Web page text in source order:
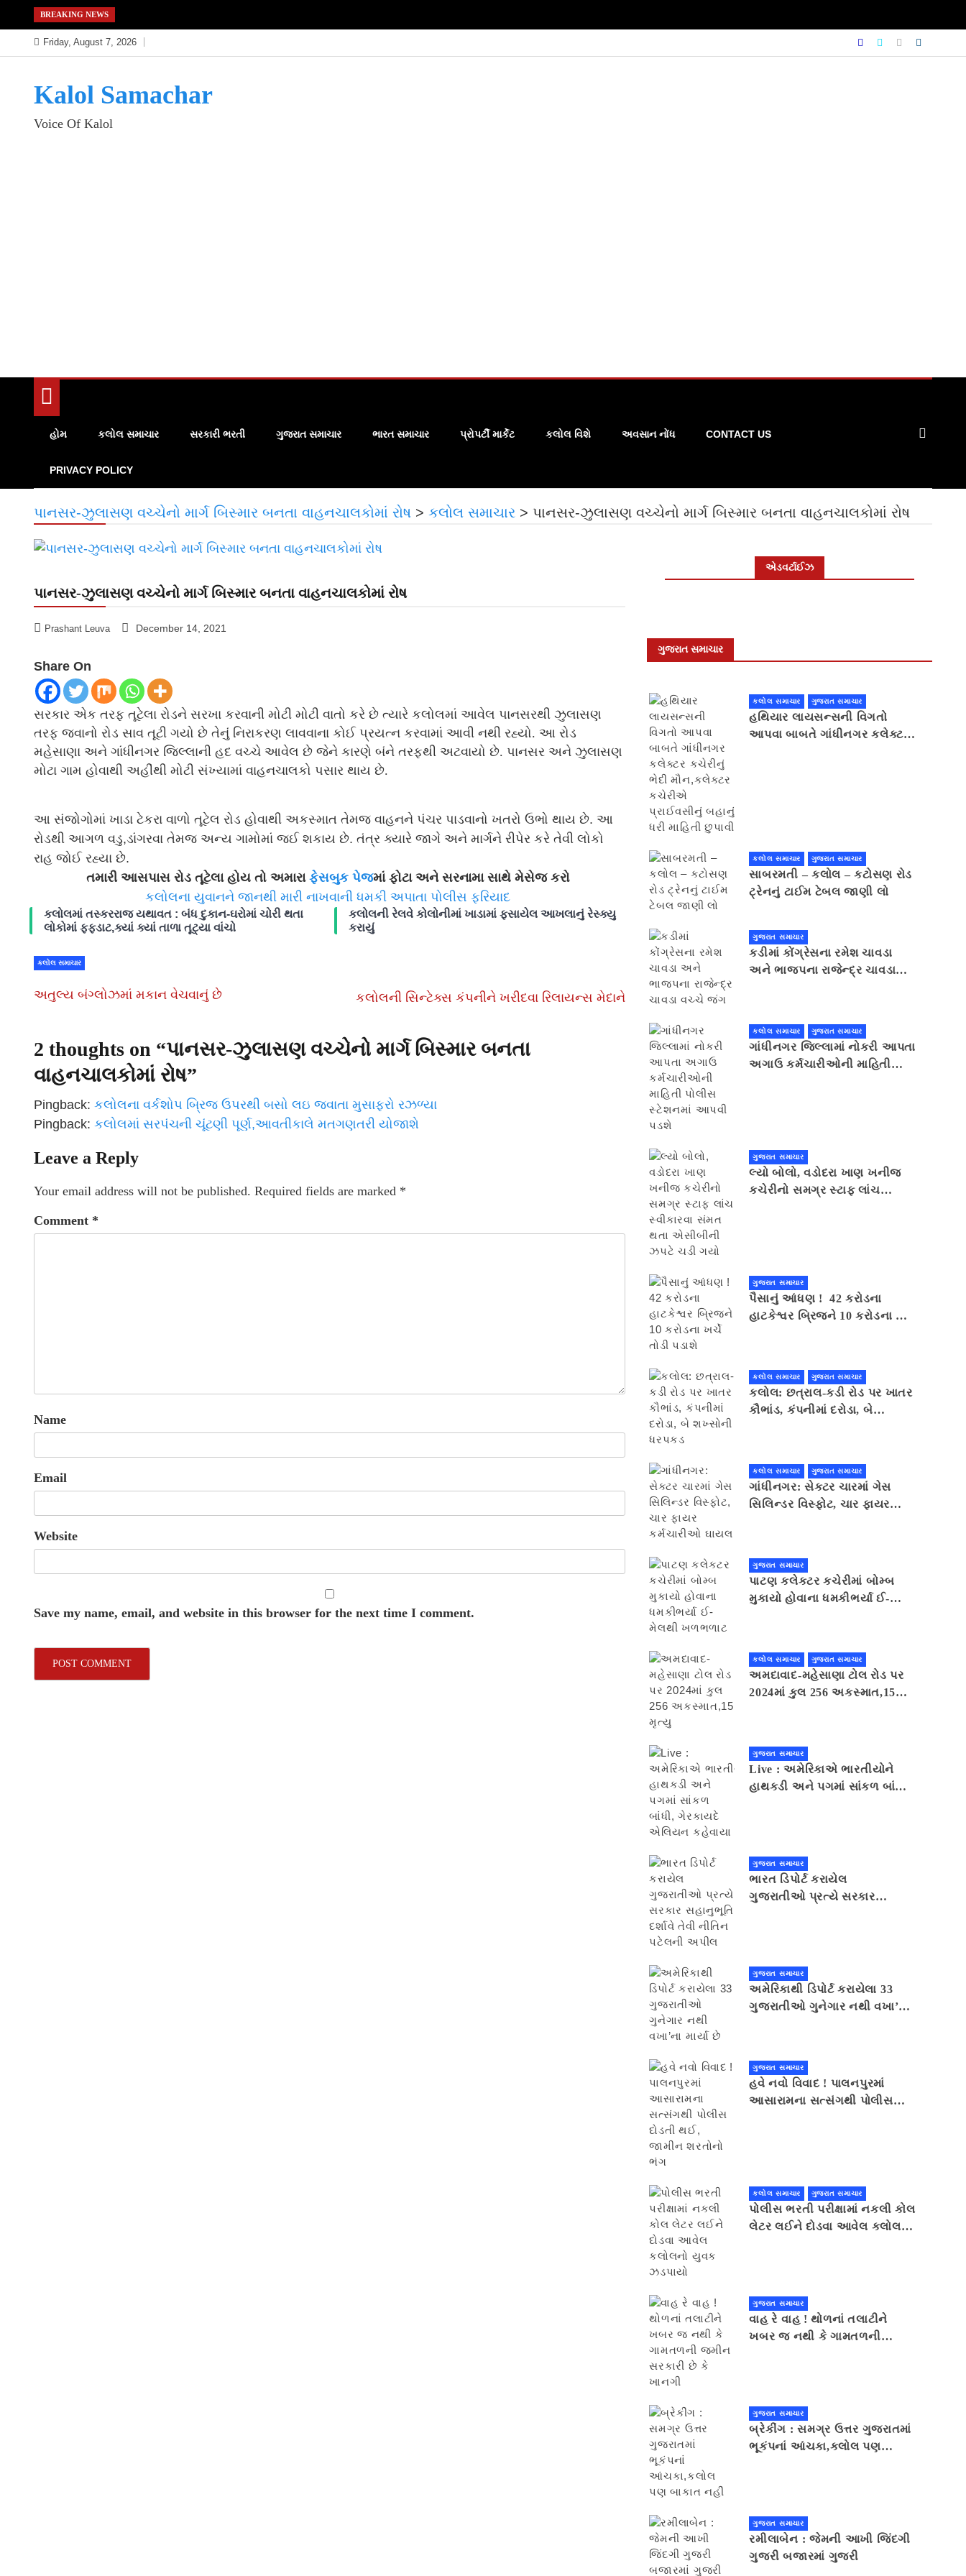
to
content
BREAKING NEWS
Friday, August 7, 2026
Kalol Samachar
Voice Of Kalol
હોમ કલોલ સમાચાર સરકારી ભરતી ગુજરાત સમાચાર ભારત સમાચાર પ્રોપર્ટી માર્કેટ કલોલ વિશે અવસાન નોંધ CONTACT US
PRIVACY POLICY
પાનસર-ઝુલાસણ વચ્ચેનો માર્ગ બિસ્માર બનતા વાહનચાલકોમાં રોષ > કલોલ સમાચાર > પાનસર-ઝુલાસણ વચ્ચેનો માર્ગ બિસ્માર બનતા વાહનચાલકોમાં રોષ
પાનસર-ઝુલાસણ વચ્ચેનો માર્ગ બિસ્માર બનતા વાહનચાલકોમાં રોષ
Prashant Leuva December 14, 2021
Share On
સરકાર એક તરફ તૂટેલા રોડને સરખા કરવાની મોટી મોટી વાતો કરે છે ત્યારે કલોલમાં આવેલ પાનસરથી ઝુલાસણ
તરફ જવાનો રોડ સાવ તૂટી ગયો છે તેનું નિરાકરણ લાવવાના કોઈ પ્રયત્ન કરવામાં આવી નથી રહ્યો. આ રોડ
મહેસાણા અને ગાંધીનગર જિલ્લાની હદ વચ્ચે આવેલ છે જેને કારણે બંને તરફથી અટવાયો છે. પાનસર અને ઝુલાસણ
મોટા ગામ હોવાથી અહીંથી મોટી સંખ્યામાં વાહનચાલકો પસાર થાય છે.
આ સંજોગોમાં ખાડા ટેકરા વાળો તૂટેલ રોડ હોવાથી અકસ્માત તેમજ વાહનને પંચર પાડવાનો ખતરો ઉભો થાય છે. આ
રોડથી આગળ વડુ,ડાંગરવા તેમજ અન્ય ગામોમાં જઈ શકાય છે. તંત્ર ક્યારે જાગે અને માર્ગને રીપેર કરે તેવી લોકો
રાહ જોઈ રહ્યા છે.
તમારી આસપાસ રોડ તૂટેલા હોય તો અમારા ફેસબુક પેજમાં ફોટા અને સરનામા સાથે મેસેજ કરો
કલોલના યુવાનને જાનથી મારી નાખવાની ધમકી અપાતા પોલીસ ફરિયાદ
કલોલમાં તસ્કરરાજ યથાવત : બંધ દુકાન-ઘરોમાં ચોરી થતા
લોકોમાં ફફડાટ,ક્યાં ક્યાં તાળા તૂટ્યા વાંચો
કલોલની રેલવે કોલોનીમાં ખાડામાં ફસાયેલ આખલાનું રેસ્ક્યુ
કરાયું
કલોલ સમાચાર
અતુલ્ય બંગ્લોઝમાં મકાન વેચવાનું છે કલોલની સિન્ટેક્સ કંપનીને ખરીદવા રિલાયન્સ મેદાને
2 thoughts on “પાનસર-ઝુલાસણ વચ્ચેનો માર્ગ બિસ્માર બનતા
વાહનચાલકોમાં રોષ”
Pingback: કલોલના વર્કશોપ બ્રિજ ઉપરથી બસો લઇ જવાતા મુસાફરો રઝળ્યા
Pingback: કલોલમાં સરપંચની ચૂંટણી પૂર્ણ,આવતીકાલે મતગણતરી યોજાશે
Leave a Reply
Your email address will not be published. Required fields are marked *
Comment *
Name
Email
Website
Save my name, email, and website in this browser for the next time I comment.
એડવર્ટાઈઝ
ગુજરાત સમાચાર
કલોલ સમાચાર ગુજરાત સમાચાર
હથિયાર લાયસન્સની વિગતો
આપવા બાબતે ગાંધીનગર કલેક્ટર
કલોલ સમાચાર ગુજરાત સમાચાર
સાબરમતી – કલોલ – કટોસણ રોડ
ટ્રેનનું ટાઈમ ટેબલ જાણી લો
ગુજરાત સમાચાર
કડીમાં કોંગ્રેસના રમેશ ચાવડા
અને ભાજપના રાજેન્દ્ર ચાવડા
કલોલ સમાચાર ગુજરાત સમાચાર
ગાંધીનગર જિલ્લામાં નોકરી આપતા
અગાઉ કર્મચારીઓની માહિતી
ગુજરાત સમાચાર
લ્યો બોલો, વડોદરા ખાણ ખનીજ
કચેરીનો સમગ્ર સ્ટાફ લાંચ
ગુજરાત સમાચાર
પૈસાનું આંધણ ! 42 કરોડના
હાટકેશ્વર બ્રિજને 10 કરોડના ખર્ચે
કલોલ સમાચાર ગુજરાત સમાચાર
કલોલ: છત્રાલ-કડી રોડ પર ખાતર
કૌભાંડ, કંપનીમાં દરોડા, બે
કલોલ સમાચાર ગુજરાત સમાચાર
ગાંધીનગર: સેક્ટર ચારમાં ગેસ
સિલિન્ડર વિસ્ફોટ, ચાર ફાયર
ગુજરાત સમાચાર
પાટણ કલેકટર કચેરીમાં બોમ્બ
મુકાયો હોવાના ધમકીભર્યા ઈ-
કલોલ સમાચાર ગુજરાત સમાચાર
અમદાવાદ-મહેસાણા ટોલ રોડ પર
2024માં કુલ 256 અકસ્માત,15
ગુજરાત સમાચાર
Live : અમેરિકાએ ભારતીયોને
હાથકડી અને પગમાં સાંકળ બાંધી,
ગુજરાત સમાચાર
ભારત ડિપોર્ટ કરાયેલ
ગુજરાતીઓ પ્રત્યે સરકાર
ગુજરાત સમાચાર
અમેરિકાથી ડિપોર્ટ કરાયેલા 33
ગુજરાતીઓ ગુનેગાર નથી વખા’ના
ગુજરાત સમાચાર
હવે નવો વિવાદ ! પાલનપુરમાં
આસારામના સત્સંગથી પોલીસ
કલોલ સમાચાર ગુજરાત સમાચાર
પોલીસ ભરતી પરીક્ષામાં નકલી કોલ
લેટર લઈને દોડવા આવેલ કલોલનો
ગુજરાત સમાચાર
વાહ રે વાહ ! થોળનાં તલાટીને
ખબર જ નથી કે ગામતળની
ગુજરાત સમાચાર
બ્રેકીંગ : સમગ્ર ઉત્તર ગુજરાતમાં
ભૂકંપનાં આંચકા,કલોલ પણ
ગુજરાત સમાચાર
રમીલાબેન : જેમની આખી જિંદગી
ગુજરી બજારમાં ગુજરી